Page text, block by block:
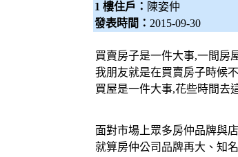
1 樓住戶： 陳姿仲
發表時間： 2015-09-30
買賣房子是一件大事,一間房
我朋友就是在買賣房子時候
買屋是一件大事,花些時間去
面對市場上眾多房仲品牌與
就算房仲公司品牌再大、知